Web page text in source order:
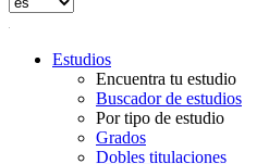
Estudios
Encuentra tu estudio
Buscador de estudios
Por tipo de estudio
Grados
Dobles titulaciones